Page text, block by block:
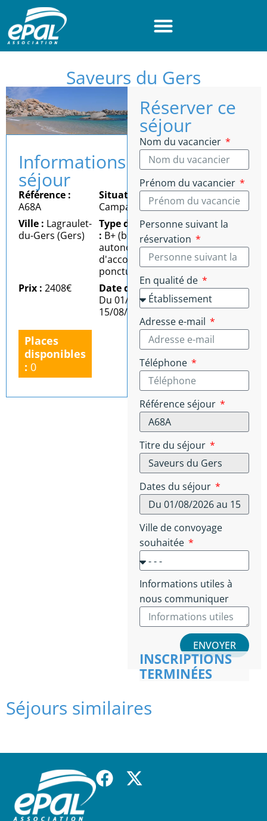
Saveurs du Gers
Informations
séjour
Référence :
A68A
Situation :
Campagne
Ville : Lagraulet-
du-Gers (Gers)
Type d'autonomie
: B+ (bonne
autonomie = besoin
d'accompagnement
ponctuel)
Prix : 2408€
Date du séjour :
Du 01/08/2026 au
15/08/2026
Places
disponibles
: 0
Réserver ce
séjour
Nom du vacancier
Prénom du vacancier
Personne suivant la
réservation
En qualité de
Adresse e-mail
Téléphone
Référence séjour
Titre du séjour
Dates du séjour
Ville de convoyage
souhaitée
Informations utiles à
nous communiquer
ENVOYER
INSCRIPTIONS
TERMINÉES
Séjours similaires
Panneau de gestion des cookies